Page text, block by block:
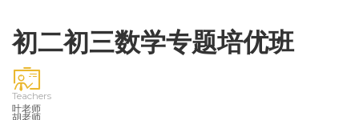
初二初三数学专题培优班
Teachers
叶老师
胡老师